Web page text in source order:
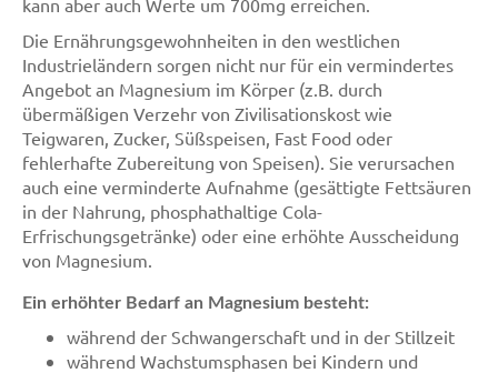
kann aber auch Werte um 700mg erreichen.
Die Ernährungsgewohnheiten in den westlichen
Industrieländern sorgen nicht nur für ein vermindertes
Angebot an Magnesium im Körper (z.B. durch
übermäßigen Verzehr von Zivilisationskost wie
Teigwaren, Zucker, Süßspeisen, Fast Food oder
fehlerhafte Zubereitung von Speisen). Sie verursachen
auch eine verminderte Aufnahme (gesättigte Fettsäuren
in der Nahrung, phosphathaltige Cola-
Erfrischungsgetränke) oder eine erhöhte Ausscheidung
von Magnesium.
Ein erhöhter Bedarf an Magnesium besteht:
während der Schwangerschaft und in der Stillzeit
während Wachstumsphasen bei Kindern und